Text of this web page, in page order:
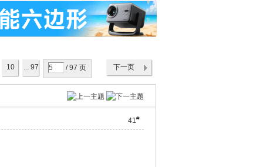
10 ... 97 / 97 页 下一页
41#